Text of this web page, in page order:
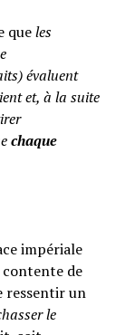
queles
évaluent
et, à la suite
chaque
impériale
contente de
ressentir un
le